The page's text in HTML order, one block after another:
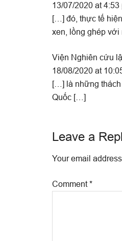
13/07/2020 at 4:53
[…] đó, thực tế
xen, lồng ghép
Viện Nghiên cứu
18/08/2020 at
[…] là những thách
Quốc […]
Leave a
Your email
Comment*